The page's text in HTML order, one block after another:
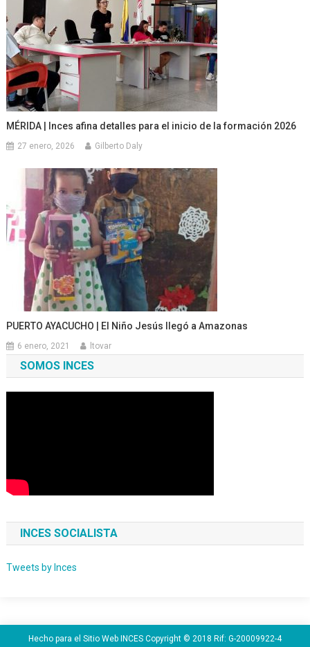
MÉRIDA | Inces afina detalles para el inicio de la formación 2026
27 enero, 2026 Gilberto Daly
PUERTO AYACUCHO | El Niño Jesús llegó a Amazonas
6 enero, 2021 ltovar
SOMOS INCES
INCES SOCIALISTA
Tweets by Inces
Hecho para el Sitio Web INCES Copyright © 2018 Rif: G-20009922-4